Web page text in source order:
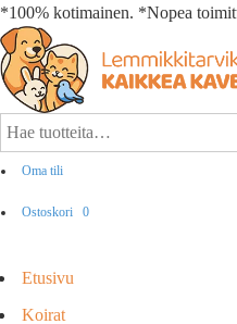
*100% kotimainen. *Nopea
Oma tili
Ostoskori 0
Etusivu
Koirat